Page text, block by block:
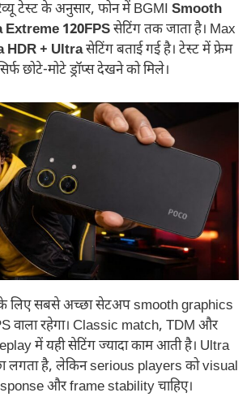
टेस्ट के अनुसार, फोन में BGMI Smooth
120FPSसेटिंग तक जाता है। Max
HDR + Ultraसेटिंग बताई गई है। टेस्ट में फ्रेम
छोटे-मोटे ड्रॉप्स देखने को मिले।
लिए सबसे अच्छा सेटअप smooth graphics
वाला रहेगा। Classic match, TDM और
में यही सेटिंग ज्यादा काम आती है। Ultra
लगता है, लेकिन serious players को visual
और frame stability चाहिए।